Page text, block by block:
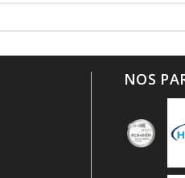
NOS